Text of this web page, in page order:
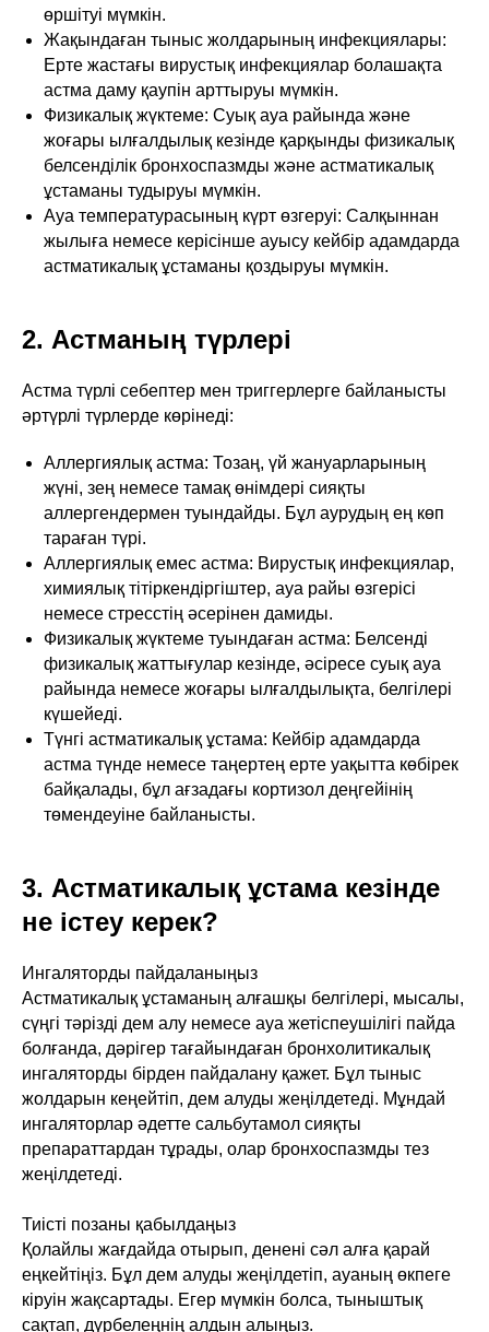
өршітуі мүмкін.
Жақындаған тыныс жолдарының инфекциялары:
Ерте жастағы вирустық инфекциялар болашақта
астма даму қаупін арттыруы мүмкін.
Физикалық жүктеме: Суық ауа райында және
жоғары ылғалдылық кезінде қарқынды физикалық
белсенділік бронхоспазмды және астматикалық
ұстаманы тудыруы мүмкін.
Ауа температурасының күрт өзгеруі: Салқыннан
жылыға немесе керісінше ауысу кейбір адамдарда
астматикалық ұстаманы қоздыруы мүмкін.
2. Астманың түрлері
Астма түрлі себептер мен триггерлерге байланысты
әртүрлі түрлерде көрінеді:
Аллергиялық астма: Тозаң, үй жануарларының
жүні, зең немесе тамақ өнімдері сияқты
аллергендермен туындайды. Бұл аурудың ең көп
тараған түрі.
Аллергиялық емес астма: Вирустық инфекциялар,
химиялық тітіркендіргіштер, ауа райы өзгерісі
немесе стресстің әсерінен дамиды.
Физикалық жүктеме туындаған астма: Белсенді
физикалық жаттығулар кезінде, әсіресе суық ауа
райында немесе жоғары ылғалдылықта, белгілері
күшейеді.
Түнгі астматикалық ұстама: Кейбір адамдарда
астма түнде немесе таңертең ерте уақытта көбірек
байқалады, бұл ағзадағы кортизол деңгейінің
төмендеуіне байланысты.
3. Астматикалық ұстама кезінде
не істеу керек?
Ингаляторды пайдаланыңыз
Астматикалық ұстаманың алғашқы белгілері, мысалы,
сүңгі тәрізді дем алу немесе ауа жетіспеушілігі пайда
болғанда, дәрігер тағайындаған бронхолитикалық
ингаляторды бірден пайдалану қажет. Бұл тыныс
жолдарын кеңейтіп, дем алуды жеңілдетеді. Мұндай
ингаляторлар әдетте сальбутамол сияқты
препараттардан тұрады, олар бронхоспазмды тез
жеңілдетеді.
Тиісті позаны қабылдаңыз
Қолайлы жағдайда отырып, денені сәл алға қарай
еңкейтіңіз. Бұл дем алуды жеңілдетіп, ауаның өкпеге
кіруін жақсартады. Егер мүмкін болса, тыныштық
сақтап, дүрбелеңнің алдын алыңыз.